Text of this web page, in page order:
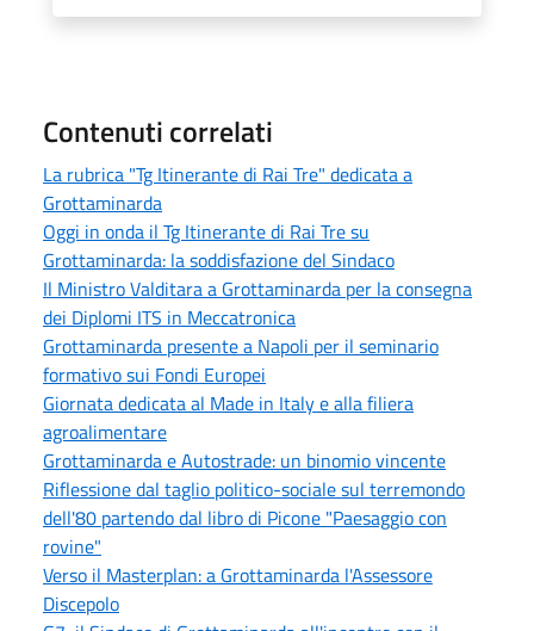
Contenuti correlati
La rubrica "Tg Itinerante di Rai Tre" dedicata a
Grottaminarda
Oggi in onda il Tg Itinerante di Rai Tre su
Grottaminarda: la soddisfazione del Sindaco
Il Ministro Valditara a Grottaminarda per la consegna
dei Diplomi ITS in Meccatronica
Grottaminarda presente a Napoli per il seminario
formativo sui Fondi Europei
Giornata dedicata al Made in Italy e alla filiera
agroalimentare
Grottaminarda e Autostrade: un binomio vincente
Riflessione dal taglio politico-sociale sul terremondo
dell'80 partendo dal libro di Picone "Paesaggio con
rovine"
Verso il Masterplan: a Grottaminarda l'Assessore
Discepolo